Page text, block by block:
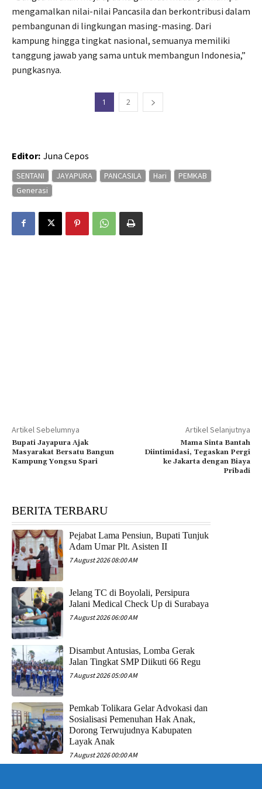
mengamalkan nilai-nilai Pancasila dan berkontribusi dalam
pembangunan di lingkungan masing-masing. Dari
kampung hingga tingkat nasional, semuanya memiliki
tanggung jawab yang sama untuk membangun Indonesia,”
pungkasnya.
1 2
Editor: Juna Cepos
SENTANI JAYAPURA PANCASILA Hari
PEMKAB
Generasi
Artikel Sebelumnya
Bupati Jayapura Ajak
Masyarakat Bersatu Bangun
Kampung Yongsu Spari
Artikel Selanjutnya
Mama Sinta Bantah
Diintimidasi, Tegaskan Pergi
ke Jakarta dengan Biaya
Pribadi
BERITA TERBARU
Pejabat Lama Pensiun, Bupati Tunjuk
Adam Umar Plt. Asisten II
7 August 2026 08:00 AM
Jelang TC di Boyolali, Persipura
Jalani Medical Check Up di Surabaya
7 August 2026 06:00 AM
Disambut Antusias, Lomba Gerak
Jalan Tingkat SMP Diikuti 66 Regu
7 August 2026 05:00 AM
Pemkab Tolikara Gelar Advokasi dan
Sosialisasi Pemenuhan Hak Anak,
Dorong Terwujudnya Kabupaten
Layak Anak
7 August 2026 00:00 AM